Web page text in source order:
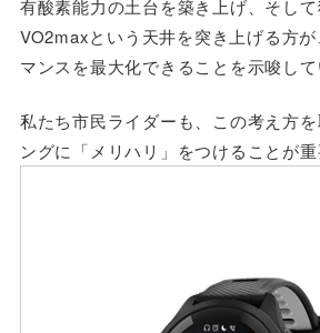
有酸素能力の土台を築き上げ、そし
VO2maxという天井を突き上げる方
マンスを最大化できることを示唆して
私たち市民ライダーも、この考え方
ングに「メリハリ」をつけることが重